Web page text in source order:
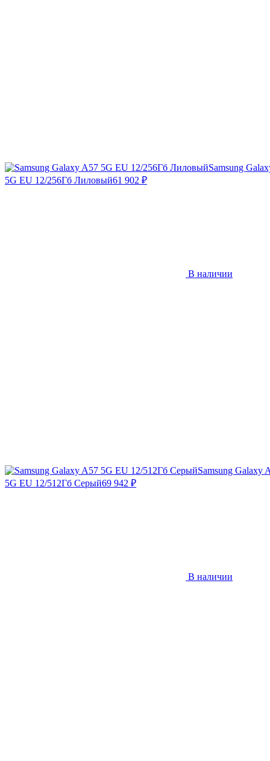
Samsung
5G EU 12/256Гб Лиловый61 902 ₽
В наличии
Samsung Galaxy
5G EU 12/512Гб Серый69 942 ₽
В наличии